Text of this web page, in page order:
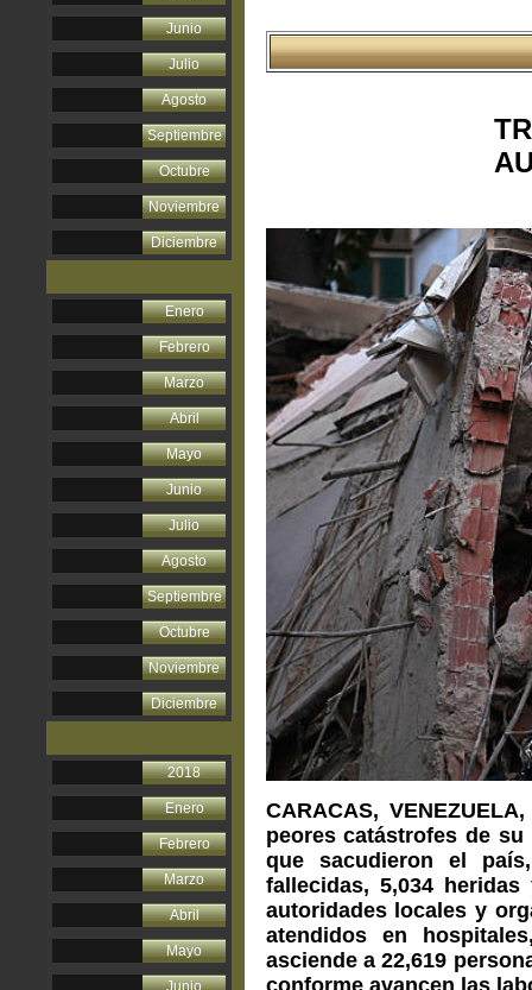
Junio
Julio
Agosto
Septiembre
Octubre
Noviembre
Diciembre
Enero
Febrero
Marzo
Abril
Mayo
Junio
Julio
Agosto
Septiembre
Octubre
Noviembre
Diciembre
2018
Enero
Febrero
Marzo
Abril
Mayo
Junio
CARACAS,
peores catástrofes de
que sacudieron el
fallecidas, 5,034
autoridades locales y
atendidos en
asciende a 22,619
conforme avancen las